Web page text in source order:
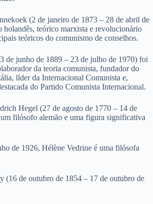
(2 de janeiro de 1873 – 28 de abril de
holandês, teórico marxista e revolucionário
teóricos do comunismo de conselhos.
de junho de 1889 – 23 de julho de 1970) foi
da teoria comunista, fundador do
líder da Internacional Comunista e,
do Partido Comunista Internacional.
Hegel (27 de agosto de 1770 – 14 de
filósofo alemão e uma figura significativa
de 1926, Hélène Vedrine é uma filósofa
(16 de outubro de 1854 – 17 de outubro de